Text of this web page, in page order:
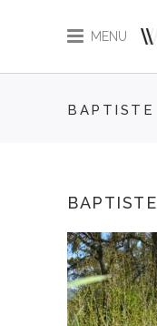
MENU
BAPTISTE
BAPTISTE